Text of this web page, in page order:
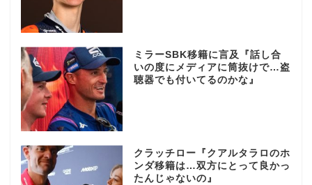
ミラーSBK移籍に言及『話し合
いの度にメディアに筒抜けで…盗
聴器でも付いてるのかな』
クラッチロー『クアルタラロのホ
ンダ移籍は…双方にとって良かっ
たんじゃないの』